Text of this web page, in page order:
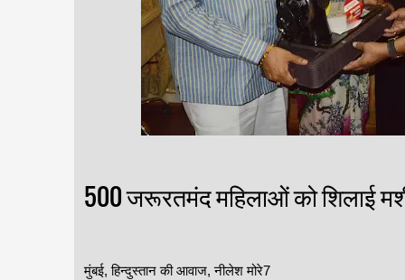
500 जरूरतमंद महिलाओं को शिलाई
मुंबई, हिन्दुस्तान की आवाज, नीलेश मोरे7